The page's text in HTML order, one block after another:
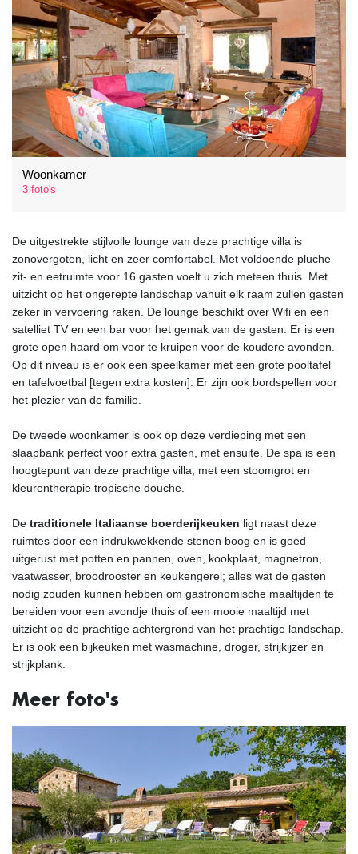
Woonkamer
3 foto's
De uitgestrekte stijlvolle lounge van deze prachtige villa is
zonovergoten, licht en zeer comfortabel. Met voldoende pluche
zit- en eetruimte voor 16 gasten voelt u zich meteen thuis. Met
uitzicht op het ongerepte landschap vanuit elk raam zullen gasten
zeker in vervoering raken. De lounge beschikt over Wifi en een
satelliet TV en een bar voor het gemak van de gasten. Er is een
grote open haard om voor te kruipen voor de koudere avonden.
Op dit niveau is er ook een speelkamer met een grote pooltafel
en tafelvoetbal [tegen extra kosten]. Er zijn ook bordspellen voor
het plezier van de familie.
De tweede woonkamer is ook op deze verdieping met een
slaapbank perfect voor extra gasten, met ensuite. De spa is een
hoogtepunt van deze prachtige villa, met een stoomgrot en
kleurentherapie tropische douche.
De traditionele Italiaanse boerderijkeuken ligt naast deze
ruimtes door een indrukwekkende stenen boog en is goed
uitgerust met potten en pannen, oven, kookplaat, magnetron,
vaatwasser, broodrooster en keukengerei; alles wat de gasten
nodig zouden kunnen hebben om gastronomische maaltijden te
bereiden voor een avondje thuis of een mooie maaltijd met
uitzicht op de prachtige achtergrond van het prachtige landschap.
Er is ook een bijkeuken met wasmachine, droger, strijkijzer en
strijkplank.
Meer foto's